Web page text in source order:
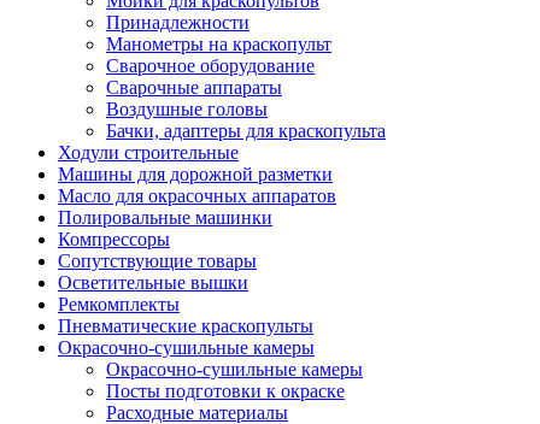
Принадлежности
Манометры на краскопульт
Сварочное оборудование
Сварочные аппараты
Воздушные головы
Бачки, адаптеры для краскопульта
Ходули строительные
Машины для дорожной разметки
Масло для окрасочных аппаратов
Полировальные машинки
Компрессоры
Сопутствующие товары
Осветительные вышки
Ремкомплекты
Пневматические краскопульты
Окрасочно-сушильные камеры
Окрасочно-сушильные камеры
Посты подготовки к окраске
Расходные материалы